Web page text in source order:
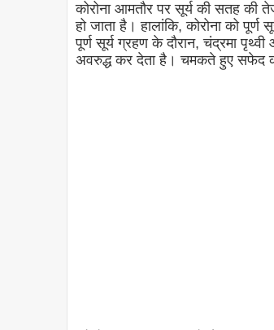
कोरोना आमतौर पर सूर्य की सतह की
हो जाता है। हालांकि, कोरोना को
पूर्ण सूर्य ग्रहण के दौरान, चंद्रमा
अवरुद्ध कर देता है। चमकते हुए सफेद